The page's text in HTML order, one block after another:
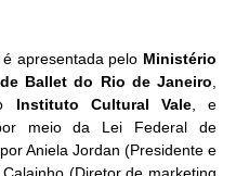
apresentada pelo Ministério
Ballet do Rio de Janeiro
Instituto Cultural Vale, e
meio da Lei Federal de
Aniela Jordan (Presidente e